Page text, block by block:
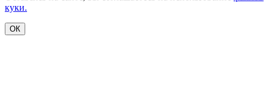
куки.
ОК